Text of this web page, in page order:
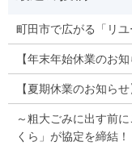
町田市で広がる「リ
【年末年始休業のお知
【夏期休業のお知らせ
～粗大ごみに出す前
くら」が協定を締結！